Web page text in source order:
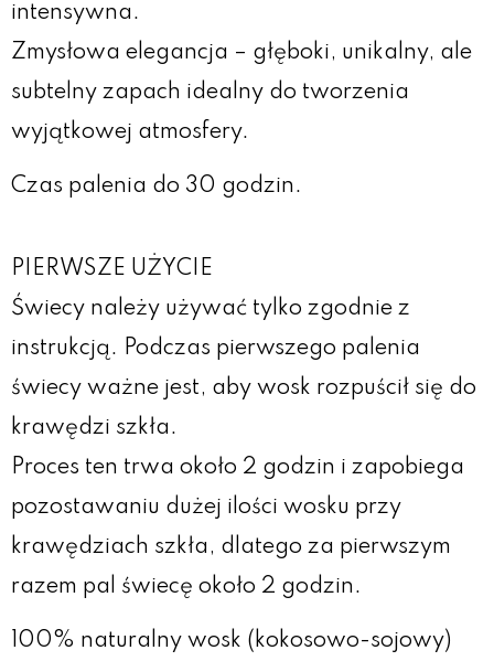
intensywna.
Zmysłowa elegancja – głęboki, unikalny, ale
subtelny zapach idealny do tworzenia
wyjątkowej atmosfery.
Czas palenia do 30 godzin.
PIERWSZE UŻYCIE
Świecy należy używać tylko zgodnie z
instrukcją. Podczas pierwszego palenia
świecy ważne jest, aby wosk rozpuścił się do
krawędzi szkła.
Proces ten trwa około 2 godzin i zapobiega
pozostawaniu dużej ilości wosku przy
krawędziach szkła, dlatego za pierwszym
razem pal świecę około 2 godzin.
100% naturalny wosk (kokosowo-sojowy)